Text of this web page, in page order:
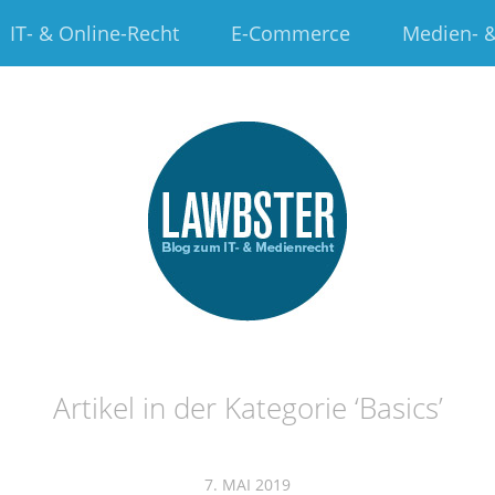
IT- & Online-Recht E-Commerce Medien-
Artikel in der Kategorie ‘Basics’
7. MAI 2019